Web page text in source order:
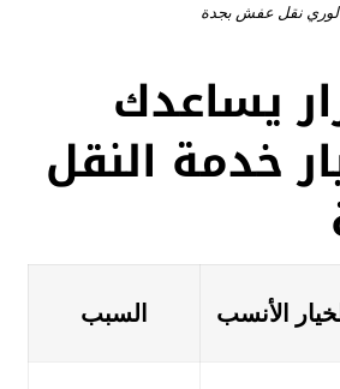
لوري نقل عفش بجدة
يساعدك
خدمة النقل
الأنسب السبب